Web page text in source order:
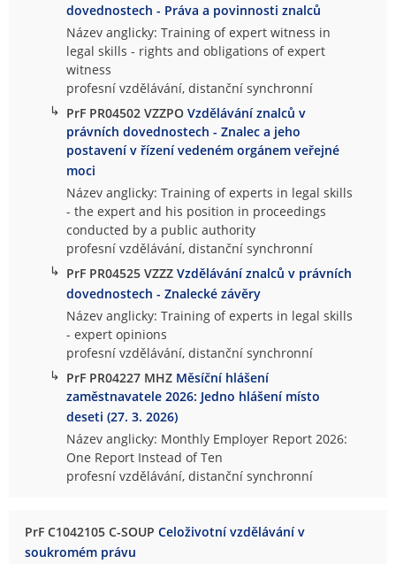
dovednostech - Práva a povinnosti znalců
Název anglicky: Training of expert witness in
legal skills - rights and obligations of expert
witness
profesní vzdělávání, distanční synchronní
↳ PrF PR04502 VZZPOVzdělávání znalců v
právních dovednostech - Znalec a jeho
postavení v řízení vedeném orgánem veřejné
moci
Název anglicky: Training of experts in legal skills
- the expert and his position in proceedings
conducted by a public authority
profesní vzdělávání, distanční synchronní
↳ PrF PR04525 VZZZVzdělávání znalců v právních
dovednostech - Znalecké závěry
Název anglicky: Training of experts in legal skills
- expert opinions
profesní vzdělávání, distanční synchronní
↳ PrF PR04227 MHZ Měsíční hlášení
zaměstnavatele 2026: Jedno hlášení místo
deseti (27. 3. 2026)
Název anglicky: Monthly Employer Report 2026:
One Report Instead of Ten
profesní vzdělávání, distanční synchronní
PrF C1042105 C-SOUPCeloživotní vzdělávání v
soukromém právu